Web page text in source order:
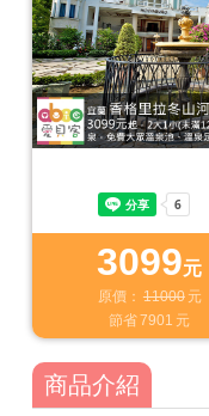
APP下載
3099元
原價： 11000 元
節省7901 元
商品介紹